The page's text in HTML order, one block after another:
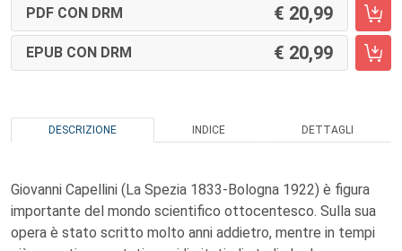
PDF CON DRM 20,99
EPUB CON DRM 20,99
DESCRIZIONE INDICE DETTAGLI
Giovanni Capellini (La Spezia 1833-Bologna 1922) è figura
importante del mondo scientifico ottocentesco. Sulla sua
opera è stato scritto molto anni addietro, mentre in tempi